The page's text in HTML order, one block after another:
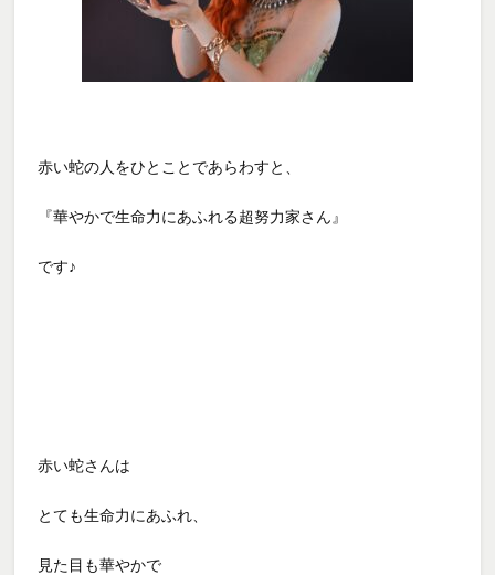
赤い蛇の人をひとことであらわすと、
『華やかで生命力にあふれる超努力家さん』
です♪
赤い蛇さんは
とても生命力にあふれ、
見た目も華やかで